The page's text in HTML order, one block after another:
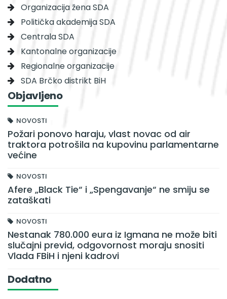
Organizacija žena SDA
Politička akademija SDA
Centrala SDA
Kantonalne organizacije
Regionalne organizacije
SDA Brčko distrikt BiH
Objavljeno
NOVOSTI
Požari ponovo haraju, vlast novac od air
traktora potrošila na kupovinu parlamentarne
većine
NOVOSTI
Afere „Black Tie“ i „Spengavanje“ ne smiju se
zataškati
NOVOSTI
Nestanak 780.000 eura iz Igmana ne može biti
slučajni previd, odgovornost moraju snositi
Vlada FBiH i njeni kadrovi
Dodatno